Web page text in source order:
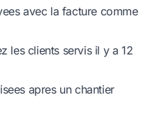
avec la facture comme
les clients servis il y a 12
apres un chantier